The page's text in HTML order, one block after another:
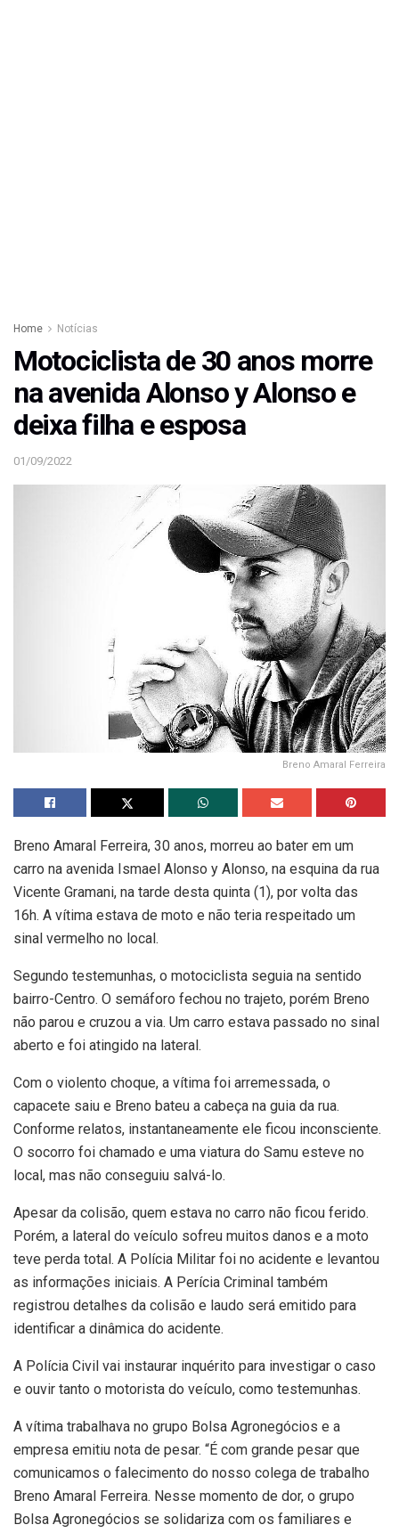
Home Notícias
Motociclista de 30 anos morre
na avenida Alonso y Alonso e
deixa filha e esposa
01/09/2022
Breno Amaral Ferreira
Breno Amaral Ferreira, 30 anos, morreu ao bater em um
carro na avenida Ismael Alonso y Alonso, na esquina da rua
Vicente Gramani, na tarde desta quinta (1), por volta das
16h. A vítima estava de moto e não teria respeitado um
sinal vermelho no local.
Segundo testemunhas, o motociclista seguia na sentido
bairro-Centro. O semáforo fechou no trajeto, porém Breno
não parou e cruzou a via. Um carro estava passado no sinal
aberto e foi atingido na lateral.
Com o violento choque, a vítima foi arremessada, o
capacete saiu e Breno bateu a cabeça na guia da rua.
Conforme relatos, instantaneamente ele ficou inconsciente.
O socorro foi chamado e uma viatura do Samu esteve no
local, mas não conseguiu salvá-lo.
Apesar da colisão, quem estava no carro não ficou ferido.
Porém, a lateral do veículo sofreu muitos danos e a moto
teve perda total. A Polícia Militar foi no acidente e levantou
as informações iniciais. A Perícia Criminal também
registrou detalhes da colisão e laudo será emitido para
identificar a dinâmica do acidente.
A Polícia Civil vai instaurar inquérito para investigar o caso
e ouvir tanto o motorista do veículo, como testemunhas.
A vítima trabalhava no grupo Bolsa Agronegócios e a
empresa emitiu nota de pesar. “É com grande pesar que
comunicamos o falecimento do nosso colega de trabalho
Breno Amaral Ferreira. Nesse momento de dor, o grupo
Bolsa Agronegócios se solidariza com os familiares e